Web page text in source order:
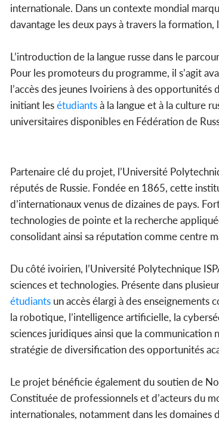
internationale. Dans un contexte mondial
davantage les deux pays à travers la
L’introduction de la langue russe dans le
Pour les promoteurs du programme, il s’agit
l’accès des jeunes Ivoiriens à des
initiant lesétudiantsà la langue et à la culture
universitaires disponibles en Fédération de
Partenaire clé du projet, l’Université
réputés de Russie. Fondée en 1865, cette
d’internationaux venus de dizaines de pays.
technologies de pointe et la recherche
consolidant ainsi sa réputation comme centre
Du côté ivoirien, l’Université Polytechnique
sciences et technologies. Présente dans
étudiants un accès élargi à des
la robotique, l’intelligence artificielle, la
sciences juridiques ainsi que la communication
stratégie de diversification des opportunités
Le projet bénéficie également du soutien de
Constituée de professionnels et d’acteurs du
internationales, notamment dans les